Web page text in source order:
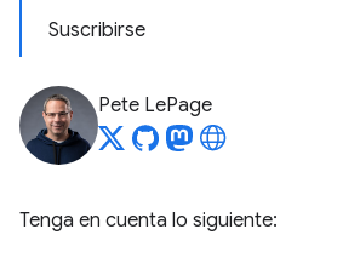
Suscribirse
Pete LePage
Tenga en cuenta lo siguiente: